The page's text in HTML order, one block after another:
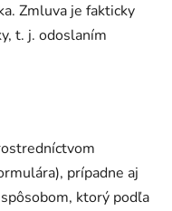
Zmluva je fakticky
t. j. odoslaním
prípadne aj
ktorý podľa